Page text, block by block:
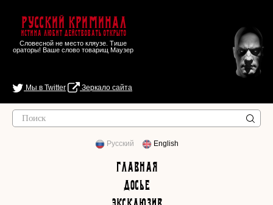
Русский Криминал
Истина любит действовать открыто
Словесной не место кляузе. Тише
ораторы! Ваше слово товарищ Маузер
Мы в Twitter Зеркало сайта
Русский English
Главная
Досье